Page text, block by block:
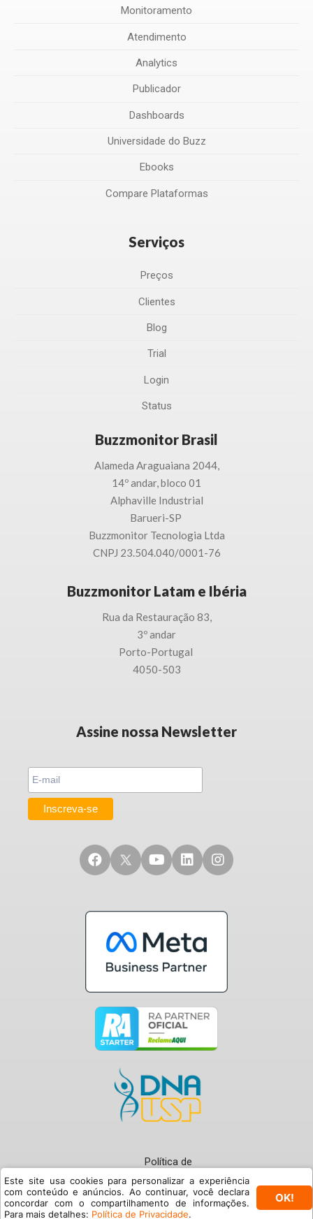
Monitoramento
Atendimento
Analytics
Publicador
Dashboards
Universidade do Buzz
Ebooks
Compare Plataformas
Serviços
Preços
Clientes
Blog
Trial
Login
Status
Buzzmonitor Brasil
Alameda Araguaiana 2044,
14º andar, bloco 01
Alphaville Industrial
Barueri-SP
Buzzmonitor Tecnologia Ltda
CNPJ 23.504.040/0001-76
Buzzmonitor Latam e Ibéria
Rua da Restauração 83,
3º andar
Porto-Portugal
4050-503
Assine nossa Newsletter
Política de
Privacidade
Termos de Uso
© Buzzmonitor 2024
Este site usa cookies para personalizar a experiência
com conteúdo e anúncios. Ao continuar, você declara
concordar com o compartilhamento de informações.
Para mais detalhes: Política de Privacidade.
OK!